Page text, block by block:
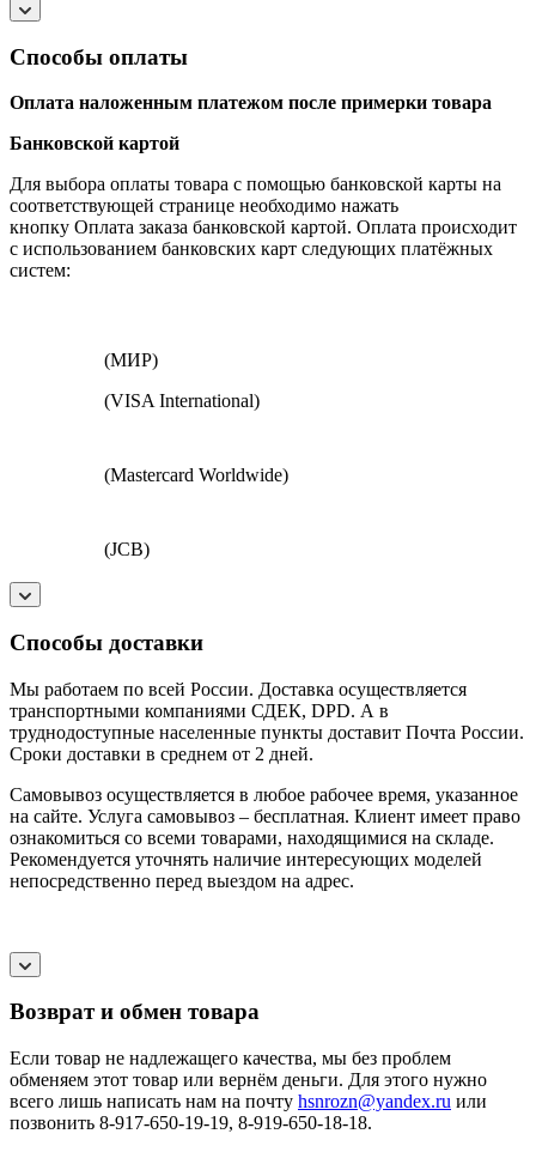
Способы оплаты
Оплата наложенным платежом после примерки товара
Банковской картой
Для выбора оплаты товара с помощью банковской карты на
соответствующей странице необходимо нажать
кнопку Оплата заказа банковской картой. Оплата происходит
с использованием банковских карт следующих платёжных
систем:
(МИР)
(VISA International)
(Mastercard Worldwide)
(JCB)
Способы доставки
Мы работаем по всей России. Доставка осуществляется
транспортными компаниями СДЕК, DPD. А в
труднодоступные населенные пункты доставит Почта России.
Сроки доставки в среднем от 2 дней.
Самовывоз осуществляется в любое рабочее время, указанное
на сайте. Услуга самовывоз – бесплатная. Клиент имеет право
ознакомиться со всеми товарами, находящимися на складе.
Рекомендуется уточнять наличие интересующих моделей
непосредственно перед выездом на адрес.
Возврат и обмен товара
Если товар не надлежащего качества, мы без проблем
обменяем этот товар или вернём деньги. Для этого нужно
всего лишь написать нам на почту hsnrozn@yandex.ru или
позвонить 8-917-650-19-19, 8-919-650-18-18.